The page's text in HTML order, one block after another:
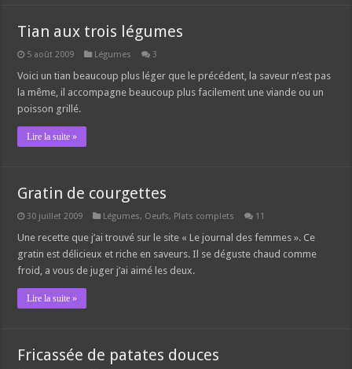
Tian aux trois légumes
5 août 2009 Légumes 3
Voici un tian beaucoup plus léger que le précédent, la saveur n’est pas
la même, il accompagne beaucoup plus facilement une viande ou un
poisson grillé.
Lire la suite »
Gratin de courgettes
30 juillet 2009 Légumes, Oeufs, Plats complets 11
Une recette que j’ai trouvé sur le site « Le journal des femmes ». Ce
gratin est délicieux et riche en saveurs. Il se déguste chaud comme
froid, a vous de juger j’ai aimé les deux.
Lire la suite »
Fricassée de patates douces